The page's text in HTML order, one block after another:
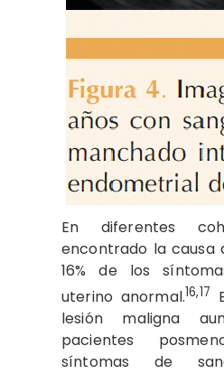
En diferentes
encontrado la causa
16% de los
uterino anormal.16,17
lesión maligna
pacientes
síntomas de